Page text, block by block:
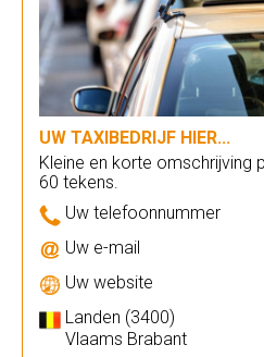
UW TAXIBEDRIJF HIER...
Kleine en korte omschrijving
60 tekens.
Uw telefoonnummer
Uw e-mail
Uw website
Landen (3400)
Vlaams Brabant